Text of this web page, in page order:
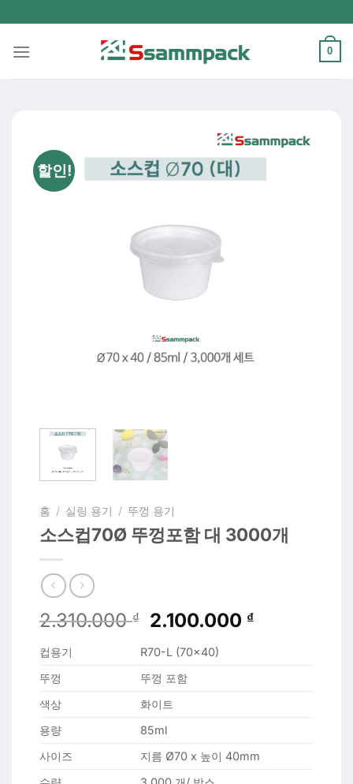
to
content
0
할인!
홈 / 실링 용기 / 뚜껑 용기
소스컵70Ø 뚜껑포함 대 3000개
2.310.000₫
원
가
격:
2.310.000 ₫.
2.100.000 ₫현
컵용기
R70-L (70×40)
뚜껑
뚜껑 포함
색상
화이트
용량
85ml
사이즈
지름 Ø70 x 높이 40mm